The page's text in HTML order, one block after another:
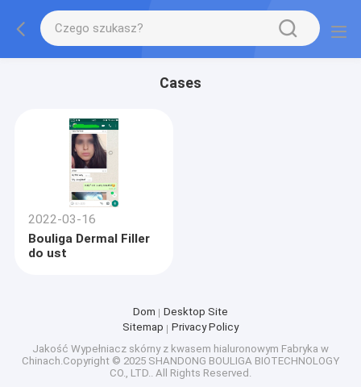
Cases
2022-03-16
Bouliga Dermal Filler
do ust
Dom
Desktop Site
Sitemap
Privacy Policy
Jakość Wypełniacz skórny z kwasem hialuronowym Fabryka w
Chinach.Copyright © 2025 SHANDONG BOULIGA BIOTECHNOLOGY
CO., LTD.. All Rights Reserved.